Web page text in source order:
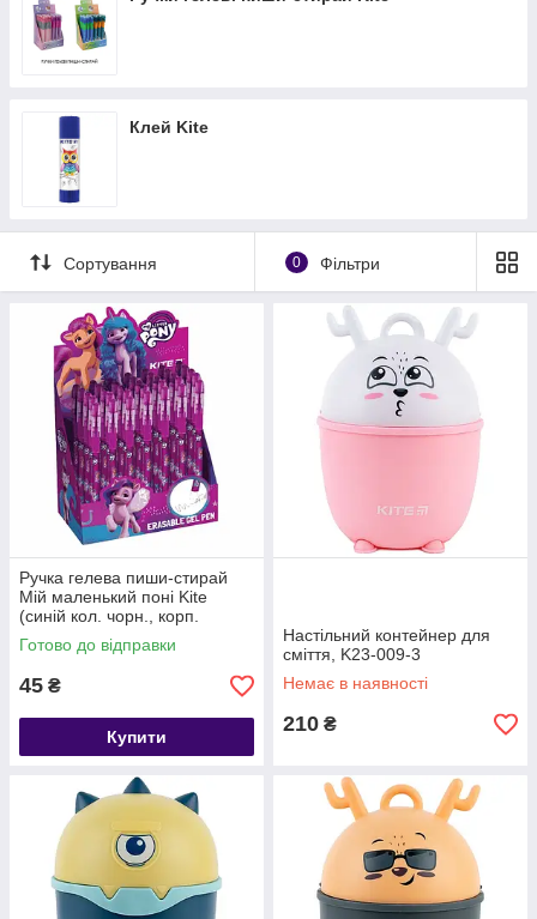
Вибирайте, замовляйте та користуйтеся із задоволенням
Клей Kite
Сортування 0 Фільтри
Ручка гелева пиши-стирай
Мій маленький поні Kite
(синій кол. чорн., корп.
фуксієвий)
Готово до відправки
45 ₴
Купити
Настільний контейнер для
сміття, K23-009-3
Немає в наявності
210 ₴